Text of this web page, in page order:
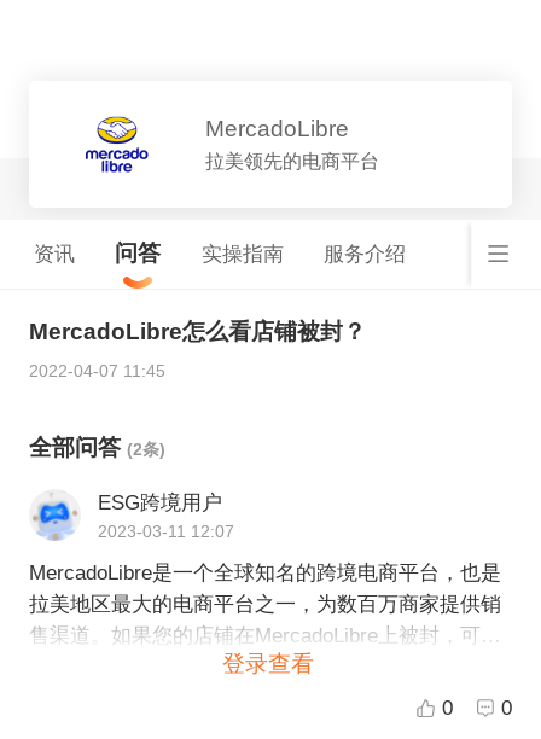
MercadoLibre
拉美领先的电商平台
资讯 问答 实操指南 服务介绍
MercadoLibre怎么看店铺被封？
2022-04-07 11:45
全部问答 (2条)
ESG跨境用户
2023-03-11 12:07
MercadoLibre是一个全球知名的跨境电商平台，也是
拉美地区最大的电商平台之一，为数百万商家提供销
售渠道。如果您的店铺在MercadoLibre上被封，可能
是因为违反了平台的规定和政策。 首先，建议您查看
平台的规则和政策，了解哪些行为被禁止，因为违反
登录查看
0 0